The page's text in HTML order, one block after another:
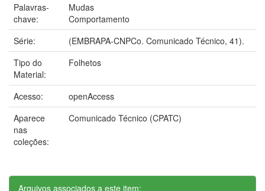
Palavras-
chave:
Mudas
Comportamento
Série:
(EMBRAPA-CNPCo. Comunicado Técnico, 41).
Tipo do
Material:
Folhetos
Acesso:
openAccess
Aparece
nas
coleções:
Comunicado Técnico (CPATC)
Arquivos associados a este item: